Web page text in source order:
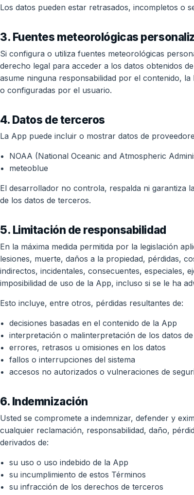
Los datos pueden estar retrasados, incompletos o
3. Fuentes meteorológicas
Si configura o utiliza fuentes meteorológicas
derecho legal para acceder a los datos obtenidos
asume ninguna responsabilidad por el contenido,
o configuradas por el usuario.
4. Datos de terceros
La App puede incluir o mostrar datos de
NOAA (National Oceanic and Atmospheric
meteoblue
El desarrollador no controla, respalda ni garantiza
de los datos de terceros.
5. Limitación de responsabilidad
En la máxima medida permitida por la legislación
lesiones, muerte, daños a la propiedad, pérdidas,
indirectos, incidentales, consecuentes, especiales,
imposibilidad de uso de la App, incluso si se le ha
Esto incluye, entre otros, pérdidas resultantes de:
decisiones basadas en el contenido de la App
interpretación o malinterpretación de los datos
errores, retrasos u omisiones en los datos
fallos o interrupciones del sistema
accesos no autorizados o vulneraciones de
6. Indemnización
Usted se compromete a indemnizar, defender y
cualquier reclamación, responsabilidad, daño,
derivados de:
su uso o uso indebido de la App
su incumplimiento de estos Términos
su infracción de los derechos de terceros